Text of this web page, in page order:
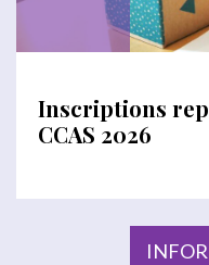
Inscriptions
CCAS 2026